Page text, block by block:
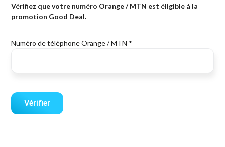
Vérifiez que votre numéro Orange / MTN est éligible à la
promotion Good Deal.
Numéro de téléphone Orange / MTN *
Vérifier